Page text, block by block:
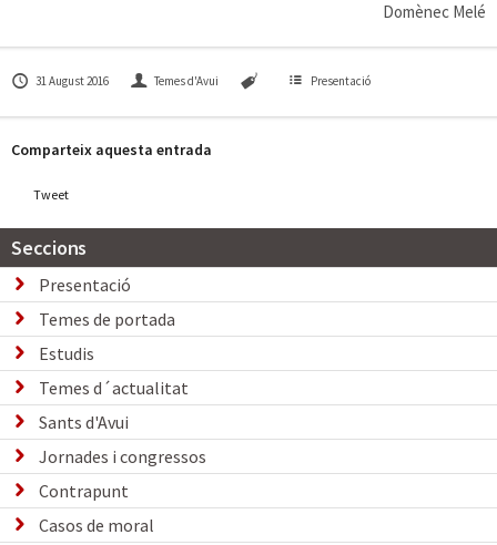
Domènec Melé
31 August 2016 Temes d'Avui Presentació
Comparteix aquesta entrada
Tweet
Seccions
Presentació
Temes de portada
Estudis
Temes d´actualitat
Sants d'Avui
Jornades i congressos
Contrapunt
Casos de moral